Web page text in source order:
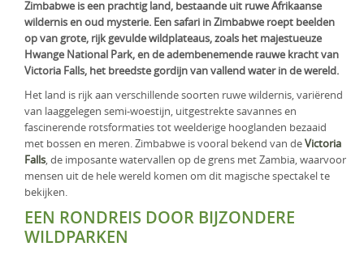
Groepsreis
Uganda
Zambia
Zuid-Afrika
KLM Preferred Partner
Zimbabwe is een prachtig land, bestaande uit ruwe Afrikaanse
wildernis en oud mysterie. Een safari in Zimbabwe roept beelden
op van grote, rijk gevulde wildplateaus, zoals het majestueuze
Hwange National Park, en de adembenemende rauwe kracht van
Victoria Falls, het breedste gordijn van vallend water in de wereld.
Het land is rijk aan verschillende soorten ruwe wildernis, variërend
van laaggelegen semi-woestijn, uitgestrekte savannes en
fascinerende rotsformaties tot weelderige hooglanden bezaaid
met bossen en meren. Zimbabwe is vooral bekend van deVictoria
Falls, de imposante watervallen op de grens met Zambia, waarvoor
mensen uit de hele wereld komen om dit magische spectakel te
bekijken.
EEN RONDREIS DOOR BIJZONDERE
WILDPARKEN